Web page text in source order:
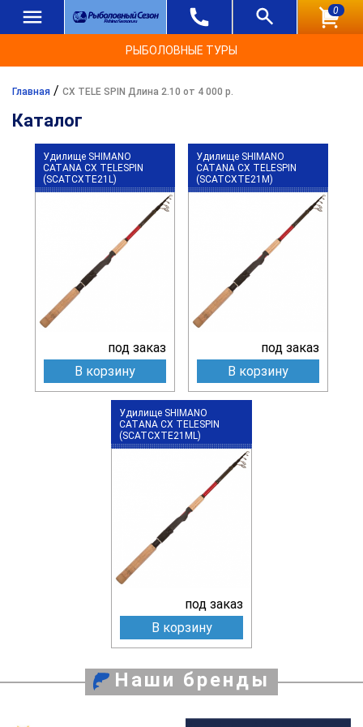
0
РЫБОЛОВНЫЕ ТУРЫ
Главная / CX TELE SPIN Длина 2.10 от 4 000 р.
Каталог
Удилище SHIMANO
CATANA CX TELESPIN
(SCATCXTE21L)
под заказ
В корзину
Удилище SHIMANO
CATANA CX TELESPIN
(SCATCXTE21M)
под заказ
В корзину
Удилище SHIMANO
CATANA CX TELESPIN
(SCATCXTE21ML)
под заказ
В корзину
Наши бренды